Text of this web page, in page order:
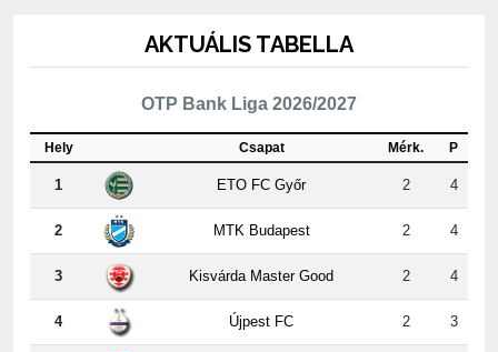
OTP Bank Liga 2026/2027
Csapat
1 ETO FC Győr 2 4
2 MTK Budapest 2 4
3 Kisvárda Master Good 2 4
4 Újpest FC 2 3
5 ZTE FC 2 3